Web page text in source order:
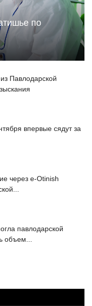
по
Павлодарской
впервые сядут за
через e-Otinish
павлодарской
объем...